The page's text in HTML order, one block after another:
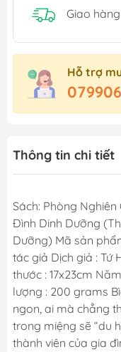
Giao
Hỗ trợ
Thông tin chi tiết
Sách: Phòng
Đình Dinh Dưỡng
Dưỡng) Mã sản
tác giả Dịch giả : Tứ
thước : 17x23cm
lượng : 200 grams
ngon, ai mà chẳng
trong miệng sẽ “du
thành viên của gia